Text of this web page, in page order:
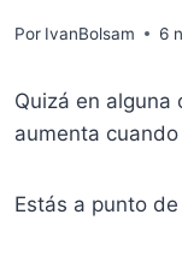
Por IvanBolsam 6
Quizá en alguna
aumenta
Estás a punto